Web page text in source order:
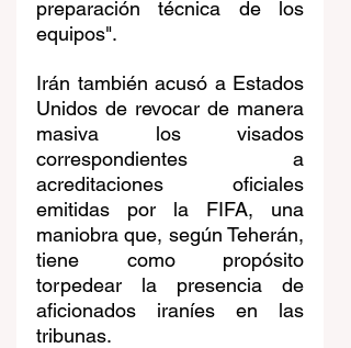
preparación técnica de los
equipos".
Irán también acusó a Estados
Unidos de revocar de manera
masiva los visados
correspondientes a
acreditaciones oficiales
emitidas por la FIFA, una
maniobra que, según Teherán,
tiene como propósito
torpedear la presencia de
aficionados iraníes en las
tribunas.